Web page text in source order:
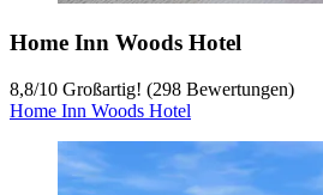
Home Inn Woods Hotel
8,8/10 Großartig! (298 Bewertungen)
Home Inn Woods Hotel